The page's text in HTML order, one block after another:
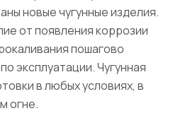
новые чугунные изделия.
от появления коррозии
пошагово
эксплуатации. Чугунная
в любых условиях, в
огне.